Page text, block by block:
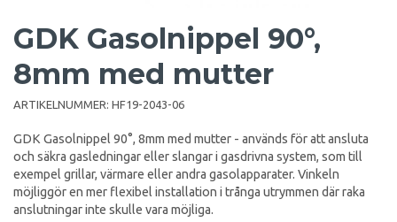
GDK Gasolnippel 90°,
8mm med mutter
ARTIKELNUMMER: HF19-2043-06
GDK Gasolnippel 90°, 8mm med mutter - används för att ansluta
och säkra gasledningar eller slangar i gasdrivna system, som till
exempel grillar, värmare eller andra gasolapparater. Vinkeln
möjliggör en mer flexibel installation i trånga utrymmen där raka
anslutningar inte skulle vara möjliga.